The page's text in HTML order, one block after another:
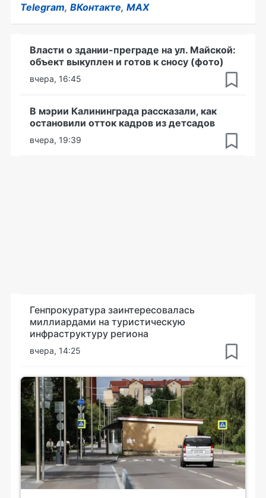
Telegram, ВКонтакте, MAX
Власти о здании-преграде на ул. Майской:
объект выкуплен и готов к сносу (фото)
вчера, 16:45
В мэрии Калининграда рассказали, как
остановили отток кадров из детсадов
вчера, 19:39
Генпрокуратура заинтересовалась
миллиардами на туристическую
инфраструктуру региона
вчера, 14:25